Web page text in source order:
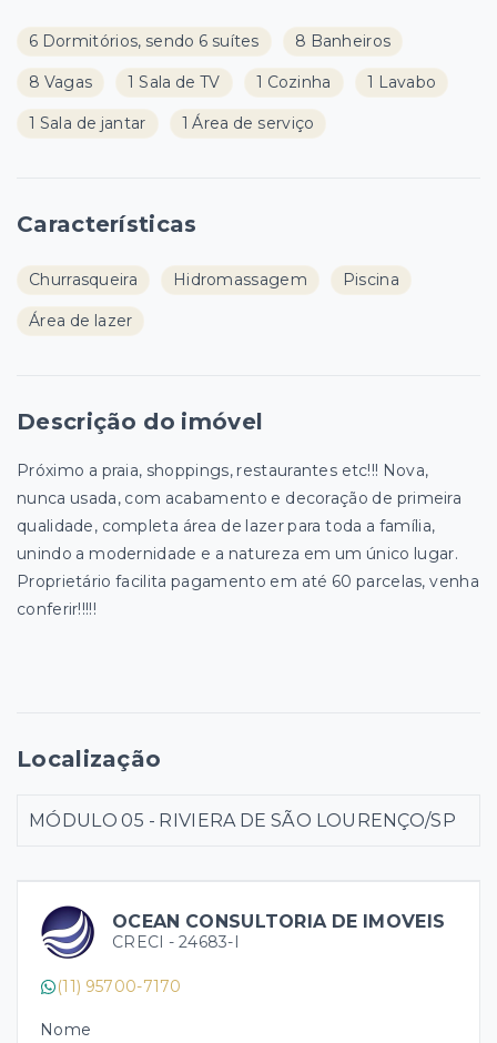
OCEAN CONSULTORIA DE IMOVEIS
CRECI - 24683-I
(11) 95700-7170
Nome
6 Dormitórios, sendo 6 suítes 8 Banheiros
8 Vagas 1 Sala de TV 1 Cozinha 1 Lavabo
1 Sala de jantar 1 Área de serviço
Características
Churrasqueira Hidromassagem Piscina
Área de lazer
Descrição do imóvel
Próximo a praia, shoppings, restaurantes etc!!! Nova,
nunca usada, com acabamento e decoração de primeira
qualidade, completa área de lazer para toda a família,
unindo a modernidade e a natureza em um único lugar.
Proprietário facilita pagamento em até 60 parcelas, venha
conferir!!!!!
Localização
MÓDULO 05 - RIVIERA DE SÃO LOURENÇO/SP